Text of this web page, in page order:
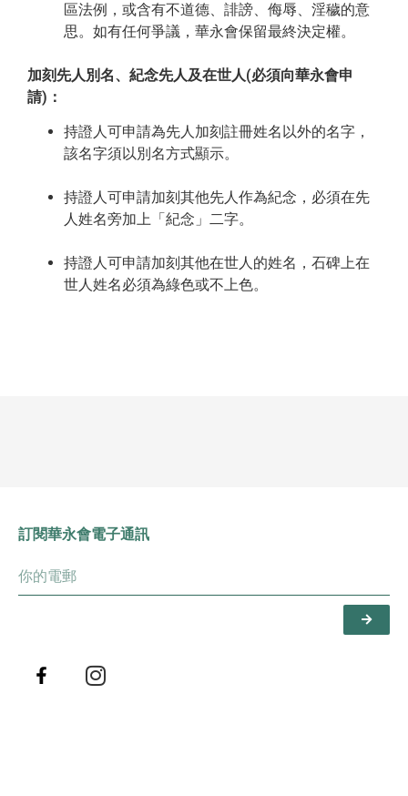
區法例，或含有不道德、誹謗、侮辱、淫穢的意
思。如有任何爭議，華永會保留最終決定權。
加刻先人別名、紀念先人及在世人(必須向華永會申
請)：
持證人可申請為先人加刻註冊姓名以外的名字，
該名字須以別名方式顯示。
持證人可申請加刻其他先人作為紀念，必須在先
人姓名旁加上「紀念」二字。
持證人可申請加刻其他在世人的姓名，石碑上在
世人姓名必須為綠色或不上色。
訂閱華永會電子通訊